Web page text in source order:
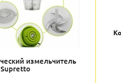
измельчитель